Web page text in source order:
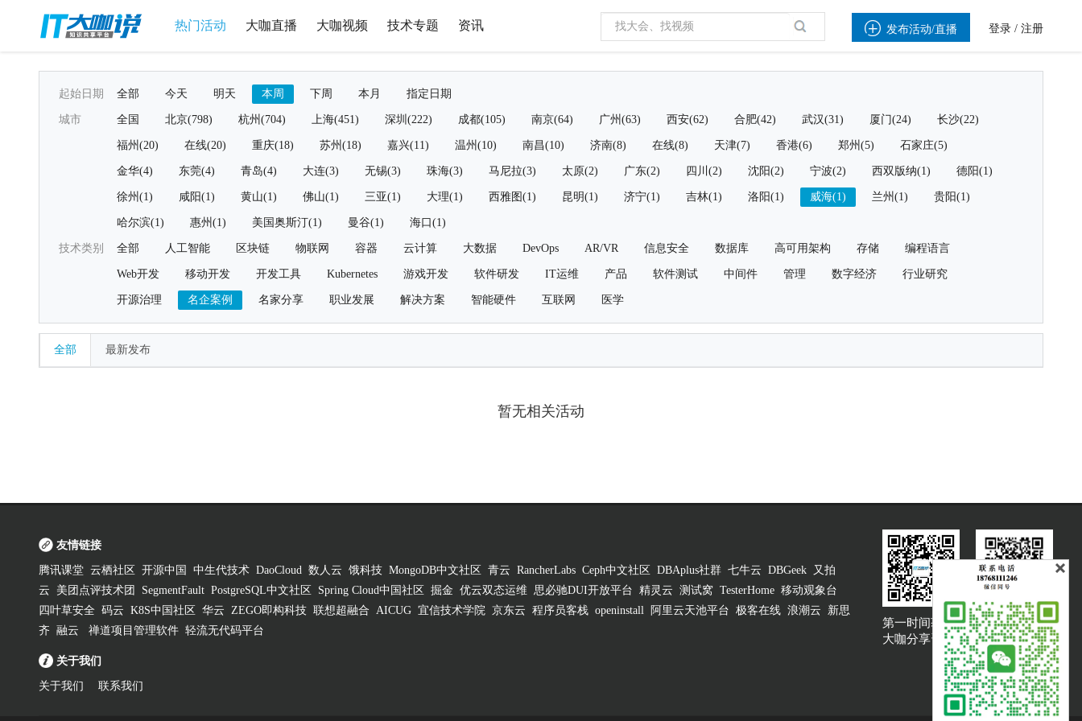
热门活动 大咖直播 大咖视频 技术专题 资讯  发布活动/直播 登录 / 注册
起始日期 全部 今天 明天 本周 下周 本月 指定日期
城市 全国 北京(798) 杭州(704) 上海(451) 深圳(222) 成都(105) 南京(64) 广州(63) 西安(62) 合肥(42) 武汉(31) 厦门(24) 长沙(22)
福州(20) 在线(20) 重庆(18) 苏州(18) 嘉兴(11) 温州(10) 南昌(10) 济南(8) 在线(8) 天津(7) 香港(6) 郑州(5) 石家庄(5)
金华(4) 东莞(4) 青岛(4) 大连(3) 无锡(3) 珠海(3) 马尼拉(3) 太原(2) 广东(2) 四川(2) 沈阳(2) 宁波(2) 西双版纳(1) 德阳(1)
徐州(1) 咸阳(1) 黄山(1) 佛山(1) 三亚(1) 大理(1) 西雅图(1) 昆明(1) 济宁(1) 吉林(1) 洛阳(1) 威海(1) 兰州(1) 贵阳(1)
哈尔滨(1) 惠州(1) 美国奥斯汀(1) 曼谷(1) 海口(1)
技术类别 全部 人工智能 区块链 物联网 容器 云计算 大数据 DevOps AR/VR 信息安全 数据库 高可用架构 存储 编程语言
Web开发 移动开发 开发工具 Kubernetes 游戏开发 软件研发 IT运维 产品 软件测试 中间件 管理 数字经济 行业研究
开源治理 名企案例 名家分享 职业发展 解决方案 智能硬件 互联网 医学
全部 最新发布
暂无相关活动
友情链接
腾讯课堂 云栖社区 开源中国 中生代技术 DaoCloud 数人云 饿科技 MongoDB中文社区 青云 RancherLabs Ceph中文社区 DBAplus社群 七牛云 DBGeek
又拍
云
美团点评技术团 SegmentFault PostgreSQL中文社区 Spring Cloud中国社区 掘金 优云双态运维 思必驰DUI开放平台 精灵云 测试窝 TesterHome 移动观象台
四叶草安全 码云 K8S中国社区 华云 ZEGO即构科技 联想超融合 AICUG 宜信技术学院 京东云 程序员客栈 openinstall 阿里云天池平台 极客在线 浪潮云
新思
齐 融云 禅道项目管理软件 轻流无代码平台
关于我们
关于我们 联系我们
第一时间获取
大咖分享资讯
大咖说吐槽客服